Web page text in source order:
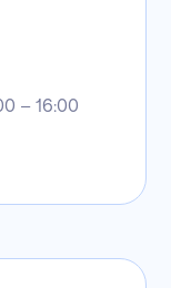
– 16:00